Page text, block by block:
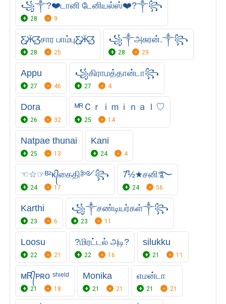
꧁⁣༒?❤️டானி டேனியல்ஸ்❤️?༒꧂
28 9
Ƹ̵̡Ӝ̵̨̄Ʒசார பாம்புƸ̵̡Ӝ̵̨̄Ʒ
28 25
꧁༒அசுரன்.༒꧂
28 29
Appu
27 46
꧁கிராமத்தான்டா꧂
27 4
Dora
26 32
ᴹᴿＣｒｉｍｉｎａｌ♡
25 14
Natpae thunai
25 13
Kani
24 4
☜☆☞ᴮ²ᴋ᭄கைதி༻꧂
24 17
7͆½★சனி࿐
24 56
Karthi
23 6
꧁༒சண்டியர்கள்༒꧂
23 11
Loosu
22 21
?மிரட்டல் அடி?
22 16
silukku
21 11
ᴍᏒ᭄ᴘʀᴏ ˢʰᶦᵉˡᵈ
21 18
Monika
21 21
எமன்டா
21 21